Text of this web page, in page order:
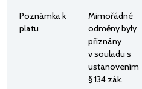
Poznámka k
platu
Mimořádné
odměny byly
přiznány
v souladu s
ustanovením
§ 134 zák.